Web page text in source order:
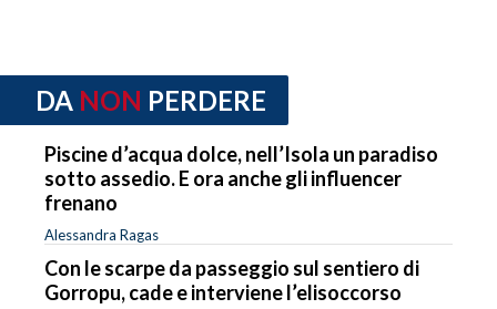
DA NON PERDERE
Piscine d’acqua dolce, nell’Isola un paradiso
sotto assedio. E ora anche gli influencer
frenano
Alessandra Ragas
Con le scarpe da passeggio sul sentiero di
Gorropu, cade e interviene l’elisoccorso